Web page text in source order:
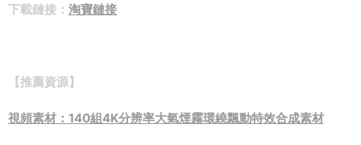
下載鏈接： 淘寶鏈接
【推薦資源】
視頻素材：140組4K分辨率大氣煙霧環繞飄動特效合成素材